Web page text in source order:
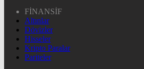
FİNANSİF
Altınlar
Dövizler
Hisseler
Kripto Paralar
Pariteler